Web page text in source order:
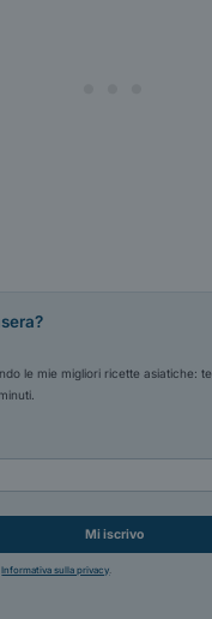
le mie migliori ricette asiatiche:
Mi iscrivo
Informativa sulla privacy.